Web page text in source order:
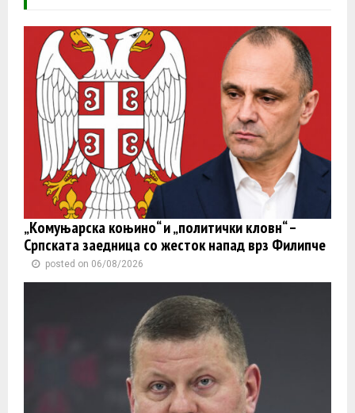
„Комуњарска коњино“ и „политички кловн“ –
Српската заедница со жесток напад врз Филипче
posted on 06/08/2026